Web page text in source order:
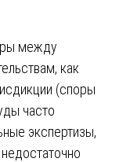
между
как
(споры
часто
экспертизы,